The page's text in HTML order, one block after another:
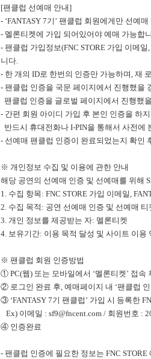
[팬클럽 선예매 안내]
- ‘FANTASY 7기’ 팬클럽 회원에게만 선예
- 멜론티켓에 가입 되어있어야 예매 가능합
- 팬클럽 가입정보(FNC STORE 가입 이메
니다.
- 한 개의 ID로 한번의 인증만 가능하며, 재
- 팬클럽 인증을 국문 페이지에서 진행했을
팬클럽 인증을 글로벌 페이지에서 진행했
- 간편 회원 아이디 가입 후 본인 인증을 하
반드시 휴대전화나 I-PIN을 통해서 사전에
- 선예매 팬클럽 인증이 완료되었는지 확인
※ 개인정보 수집 및 이용에 관한 안내
해당 공연의 선예매 인증 및 선예매를 위해
1. 수집 항목: FNC STORE 가입 이메일,
2. 수집 목적: 공연 선예매 인증 및 선예매 티
3. 개인 정보를 제공받는 자: 멜론티켓
4. 보유기간: 이용 목적 달성 및 사이트 이용
※ 팬클럽 회원 인증방법
① PC(웹) 또는 모바일에서 ‘멜론티켓’ 접속
② 로그인 완료 후, 예매페이지 내 ‘팬클럽 인
③ ‘FANTASY 7기 팬클럽’ 가입 시 등록한
Ex) 이메일 : sf9@fncent.com / 회원번호 :
④ 인증완료
- 팬클럽 인증에 필요한 정보는 FNC